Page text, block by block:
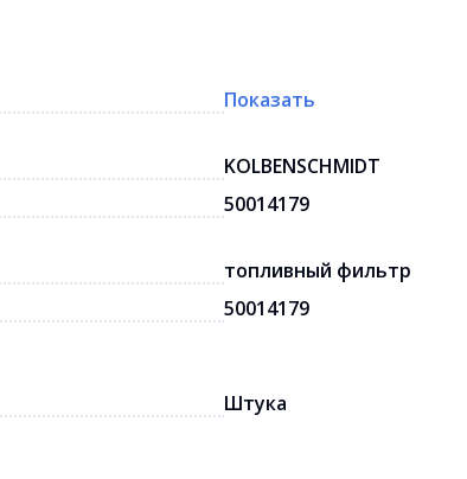
Показать
KOLBENSCHMIDT
50014179
топливный фильтр
50014179
Штука